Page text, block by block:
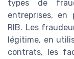
types de
entreprises, en
RIB. Les
légitime, en
contrats, les